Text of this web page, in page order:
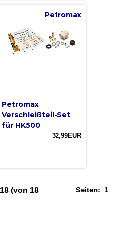
Petromax
Petromax
Verschleißteil-Set
für HK500
32,99EUR
Seiten: 1
18 (von 18